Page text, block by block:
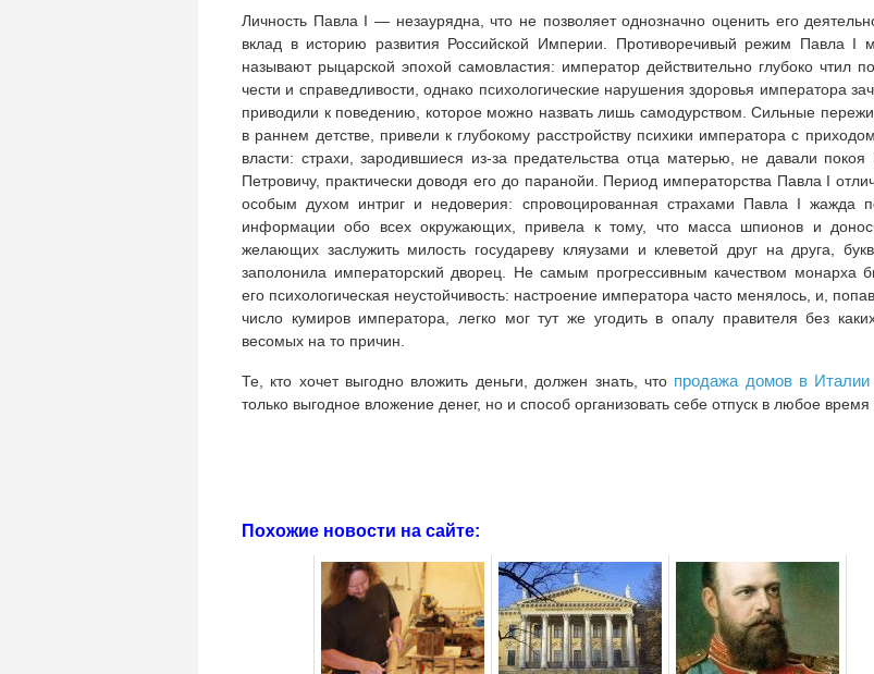
Личность Павла I — незаурядна, что не позволяет однозначно оценить его
вклад в историю развития Российской Империи. Противоречивый режим Павла I
называют рыцарской эпохой самовластия: император действительно глубоко чтил
чести и справедливости, однако психологические нарушения здоровья императора
приводили к поведению, которое можно назвать лишь самодурством. Сильные
в раннем детстве, привели к глубокому расстройству психики императора с
власти: страхи, зародившиеся из-за предательства отца матерью, не давали покоя
Петровичу, практически доводя его до паранойи. Период императорства Павла I
особым духом интриг и недоверия: спровоцированная страхами Павла I жажда
информации обо всех окружающих, привела к тому, что масса шпионов и
желающих заслужить милость государеву кляузами и клеветой друг на друга,
заполонила императорский дворец. Не самым прогрессивным качеством монарха
его психологическая неустойчивость: настроение императора часто менялось, и,
число кумиров императора, легко мог тут же угодить в опалу правителя без
весомых на то причин.
Те, кто хочет выгодно вложить деньги, должен знать, что продажа домов в Италии
только выгодное вложение денег, но и способ организовать себе отпуск в любое время
Похожие новости на сайте: